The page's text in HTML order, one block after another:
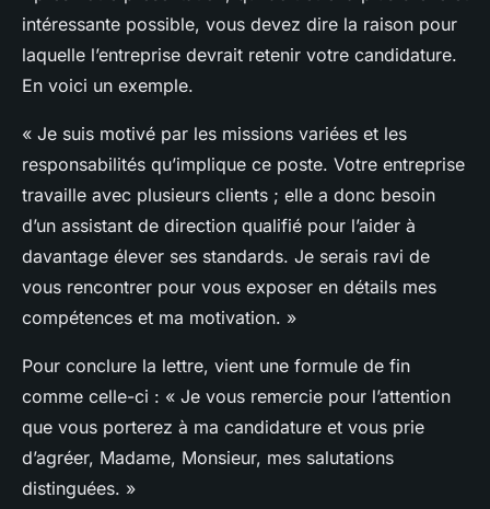
intéressante possible, vous devez dire la raison pour
laquelle l’entreprise devrait retenir votre candidature.
En voici un exemple.
« Je suis motivé par les missions variées et les
responsabilités qu’implique ce poste. Votre entreprise
travaille avec plusieurs clients ; elle a donc besoin
d’un assistant de direction qualifié pour l’aider à
davantage élever ses standards. Je serais ravi de
vous rencontrer pour vous exposer en détails mes
compétences et ma motivation. »
Pour conclure la lettre, vient une formule de fin
comme celle-ci : « Je vous remercie pour l’attention
que vous porterez à ma candidature et vous prie
d’agréer, Madame, Monsieur, mes salutations
distinguées. »